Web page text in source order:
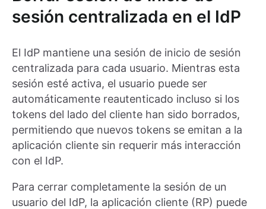
sesión centralizada en el IdP
El IdP mantiene una sesión de inicio de sesión
centralizada para cada usuario. Mientras esta
sesión esté activa, el usuario puede ser
automáticamente reautenticado incluso si los
tokens del lado del cliente han sido borrados,
permitiendo que nuevos tokens se emitan a la
aplicación cliente sin requerir más interacción
con el IdP.
Para cerrar completamente la sesión de un
usuario del IdP, la aplicación cliente (RP) puede